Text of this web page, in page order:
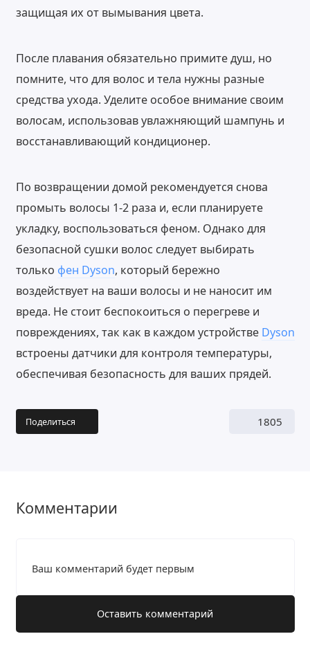
защищая их от вымывания цвета.
После плавания обязательно примите душ, но
помните, что для волос и тела нужны разные
средства ухода. Уделите особое внимание своим
волосам, использовав увлажняющий шампунь и
восстанавливающий кондиционер.
По возвращении домой рекомендуется снова
промыть волосы 1-2 раза и, если планируете
укладку, воспользоваться феном. Однако для
безопасной сушки волос следует выбирать
только фен Dyson, который бережно
воздействует на ваши волосы и не наносит им
вреда. Не стоит беспокоиться о перегреве и
повреждениях, так как в каждом устройстве Dyson
встроены датчики для контроля температуры,
обеспечивая безопасность для ваших прядей.
Поделиться 1805
Комментарии
Ваш комментарий будет первым
Оставить комментарий